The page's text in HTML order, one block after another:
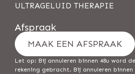
ULTRAGELUID THERAPIE
Afspraak
MAAK EEN AFSPRAAK
Let op: Bij annuleren binnen 48u word
rekening gebracht. Bij annuleren binnen